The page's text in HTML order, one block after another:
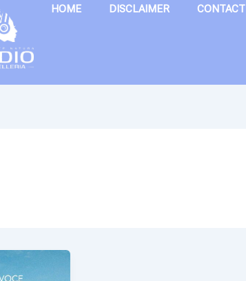
HOME DISCLAIMER CONTACT